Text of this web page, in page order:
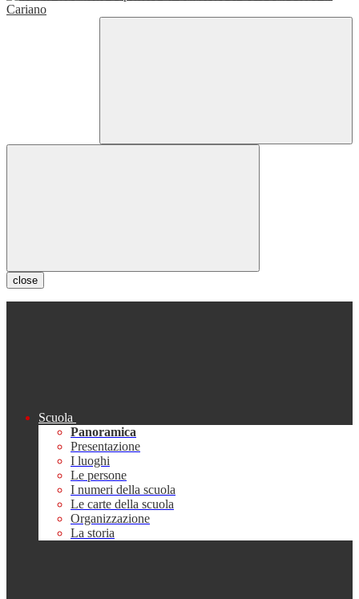
close
Scuola
Panoramica
Presentazione
I luoghi
Le persone
I numeri della scuola
Le carte della scuola
Organizzazione
La storia